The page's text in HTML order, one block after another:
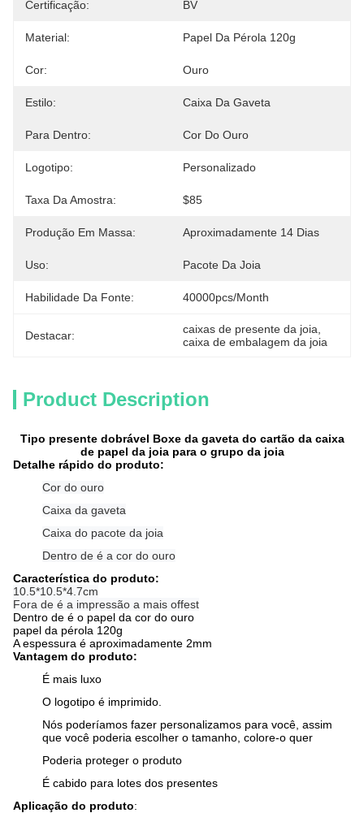
Certificação: BV
Material: Papel Da Pérola 120g
Cor: Ouro
Estilo: Caixa Da Gaveta
Para Dentro: Cor Do Ouro
Logotipo: Personalizado
Taxa Da Amostra: $85
Produção Em Massa: Aproximadamente 14 Dias
Uso: Pacote Da Joia
Habilidade Da Fonte: 40000pcs/month
Destacar: caixas de presente da joia
caixa de embalagem da joia
Product Description
Tipo presente dobrável Boxe da gaveta do cartão da caixa
de papel da joia para o grupo da joia
Detalhe rápido do produto:
Cor do ouro
Caixa da gaveta
Caixa do pacote da joia
Dentro de é a cor do ouro
Característica do produto:
10.5*10.5*4.7cm
Fora de é a impressão a mais offest
Dentro de é o papel da cor do ouro
papel da pérola 120g
A espessura é aproximadamente 2mm
Vantagem do produto:
É mais luxo
O logotipo é imprimido.
Nós poderíamos fazer personalizamos para você, assim
que você poderia escolher o tamanho, colore-o quer
Poderia proteger o produto
É cabido para lotes dos presentes
Aplicação do produto: